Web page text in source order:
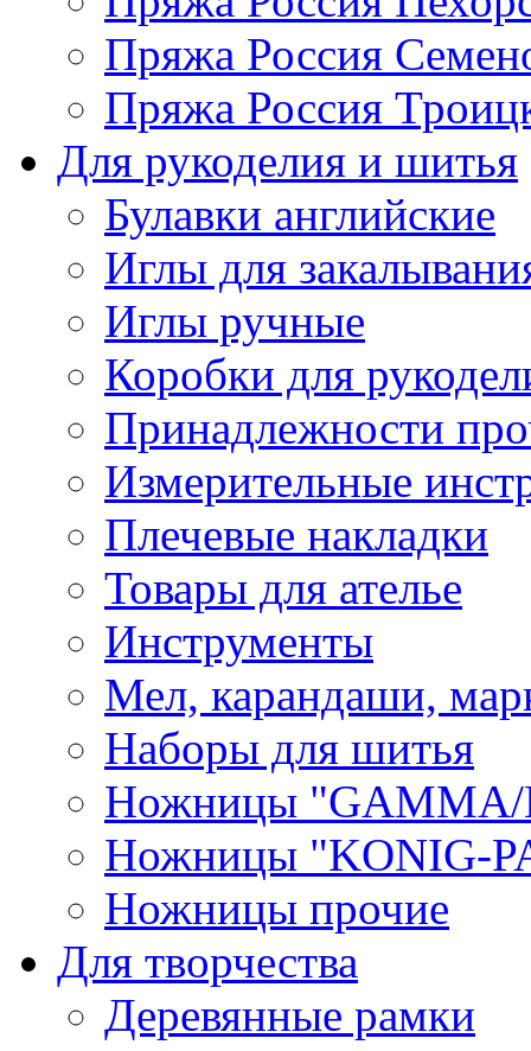
Пряжа Россия
Пряжа Россия
Для рукоделия и шитья
Булавки английские
Иглы для
Иглы ручные
Коробки для
Принадлежности
Измерительные
Плечевые накладки
Товары для ателье
Инструменты
Мел, карандаши,
Наборы для шитья
Ножницы "GAMMA/
Ножницы "KONIG-
Ножницы прочие
Для творчества
Деревянные рамки